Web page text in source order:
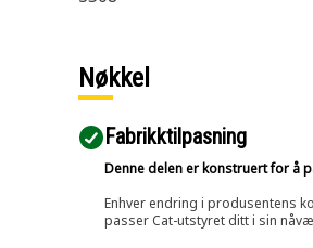
Nøkkel
Fabrikktilpasning
Denne delen er konstruert for å
Enhver endring i produsentens
passer Cat-utstyret ditt i sin